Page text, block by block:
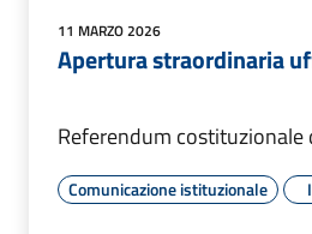
11 MARZO 2026
Apertura straordinaria
Referendum costituzionale
Comunicazione istituzionale